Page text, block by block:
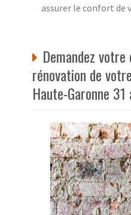
assurer le confort de
Demandez
rénovation de
Haute-Garonne